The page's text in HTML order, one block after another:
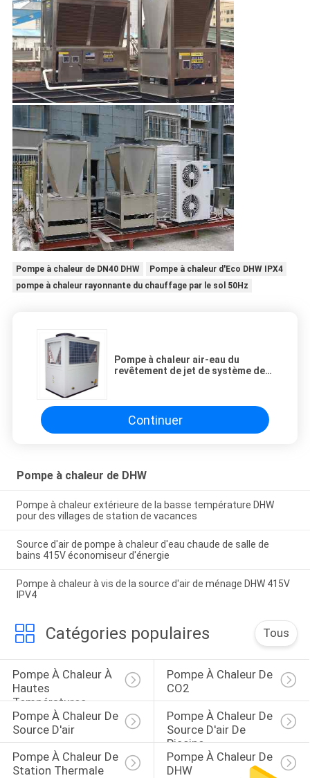
Pompe à chaleur de DN40 DHW
Pompe à chaleur d'Eco DHW IPX4
pompe à chaleur rayonnante du chauffage par le sol 50Hz
Pompe à chaleur air-eau du
revêtement de jet de système de
Continuer
Pompe à chaleur de DHW
Pompe à chaleur extérieure de la basse température DHW
pour des villages de station de vacances
Source d'air de pompe à chaleur d'eau chaude de salle de
bains 415V économiseur d'énergie
Pompe à chaleur à vis de la source d'air de ménage DHW 415V
IPV4
Catégories populaires Tous
Pompe À Chaleur À
Hautes
Températures
Pompe À Chaleur De
CO2
Pompe À Chaleur De
Source D'air
Pompe À Chaleur De
Source D'air De
Piscine
Pompe À Chaleur De
Station Thermale
Pompe À Chaleur De
DHW